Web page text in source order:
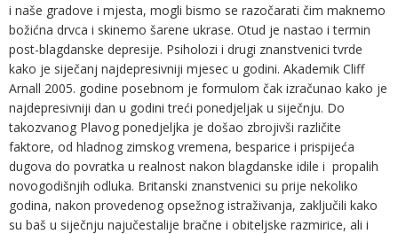
i naše gradove i mjesta, mogli bismo se razočarati čim maknemo
božićna drvca i skinemo šarene ukrase. Otud je nastao i termin
post-blagdanske depresije. Psiholozi i drugi znanstvenici tvrde
kako je siječanj najdepresivniji mjesec u godini. Akademik Cliff
Arnall 2005. godine posebnom je formulom čak izračunao kako je
najdepresivniji dan u godini treći ponedjeljak u siječnju. Do
takozvanog Plavog ponedjeljka je došao zbrojivši različite
faktore, od hladnog zimskog vremena, besparice i prispijeća
dugova do povratka u realnost nakon blagdanske idile i propalih
novogodišnjih odluka. Britanski znanstvenici su prije nekoliko
godina, nakon provedenog opsežnog istraživanja, zaključili kako
su baš u siječnju najučestalije bračne i obiteljske razmirice, ali i